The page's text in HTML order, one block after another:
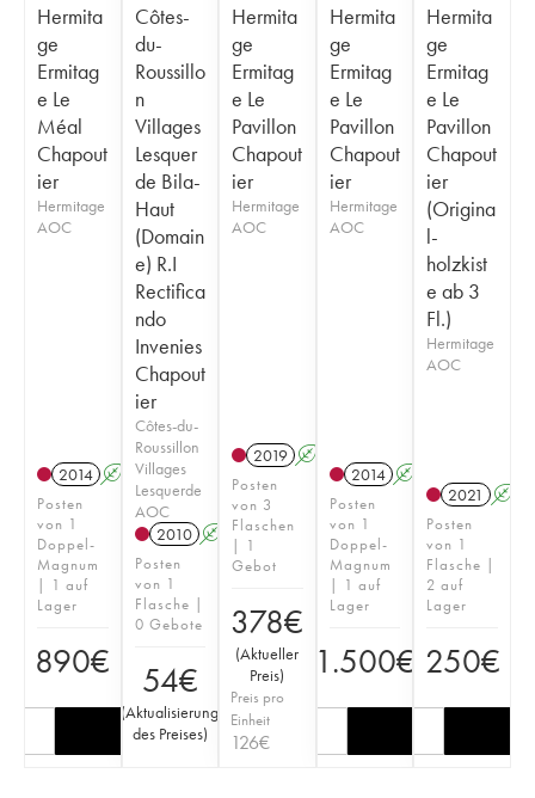
Hermita
ge
Ermitag
e Le
Méal
Chapout
ier
Hermitage
AOC
2014 A
Posten
von 1
Doppel-
Magnum
| 1 auf
Lager
890€
Côtes-
du-
Roussillo
n
Villages
Lesquer
de Bila-
Haut
(Domain
e) R.I
Rectifica
ndo
Invenies
Chapout
ier
Côtes-du-
Roussillon
Villages
Lesquerde
AOC
2010 A
Posten
von 1
Flasche |
0 Gebote
54€
(Aktualisierung
des Preises)
Hermita
ge
Ermitag
e Le
Pavillon
Chapout
ier
Hermitage
AOC
2019 A
Posten
von 3
Flaschen
| 1
Gebot
378€
(Aktueller
Preis)
Preis pro
Einheit
126€
Hermita
ge
Ermitag
e Le
Pavillon
Chapout
ier
Hermitage
AOC
2014 A
Posten
von 1
Doppel-
Magnum
| 1 auf
Lager
1.500€
Hermita
ge
Ermitag
e Le
Pavillon
Chapout
ier
(Origina
l-
holzkist
e ab 3
Fl.)
Hermitage
AOC
2021 A
Posten
von 1
Flasche |
2 auf
Lager
250€